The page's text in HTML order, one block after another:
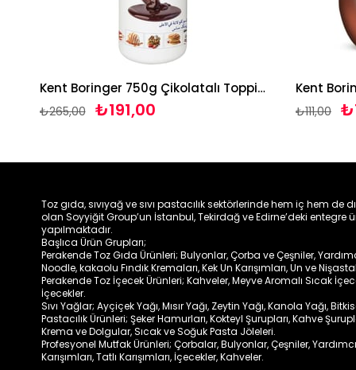
Kent Boringer 750g Çikolatalı Topping Sos
₺191,00
₺265,00 ₺111,00
Toz gıda, sıvıyağ ve sıvı pastacılık sektörlerinde hem iç hem de
olan Soyyiğit Group’un İstanbul, Tekirdağ ve Edirne’deki entegre
yapılmaktadır.
Başlıca Ürün Grupları;
Perakende Toz Gıda Ürünleri; Bulyonlar, Çorba ve Çeşniler,
Noodle, kakaolu Fındık Kremaları, Kek Un Karışımları, Un ve
Perakende Toz İçecek Ürünleri; Kahveler, Meyve Aromalı Sıcak
İçecekler.
Sıvı Yağlar; Ayçiçek Yağı, Mısır Yağı, Zeytin Yağı, Kanola Yağı,
Pastacılık Ürünleri; Şeker Hamurları, Kokteyl Şurupları, Kahve
Krema ve Dolgular, Sıcak ve Soğuk Pasta Jöleleri.
Profesyonel Mutfak Ürünleri; Çorbalar, Bulyonlar, Çeşniler,
Karışımları, Tatlı Karışımları, İçecekler, Kahveler.